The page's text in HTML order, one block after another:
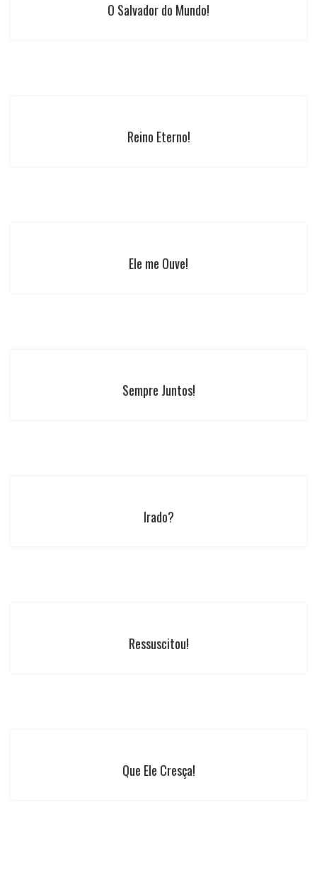
O Salvador do Mundo!
Reino Eterno!
Ele me Ouve!
Sempre Juntos!
Irado?
Ressuscitou!
Que Ele Cresça!